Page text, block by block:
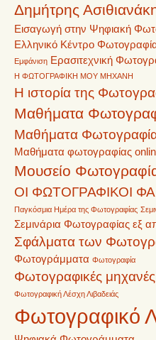
Δημήτρης
Εισαγωγή στην Ψηφιακή
Ελληνικό Κέντρο
Εμφάνιση Ερασιτεχνική
Η ΦΩΤΟΓΡΑΦΙΚΗ ΜΟΥ ΜΗΧΑΝΗ
Η ιστορία της
Μαθήματα
Μαθήματα
Μαθήματα φωτογραφίας
Μουσείο
ΟΙ ΦΩΤΟΓΡΑΦΙΚΟΙ
Παγκόσμια Ημέρα της Φωτογραφίας
Σεμινάρια Φωτογραφίας εξ
Σφάλματα των
Φωτογράμματα Φωτογραφία
Φωτογραφικές
Φωτογραφική Λέσχη Λιβαδειάς
Φωτογραφικό